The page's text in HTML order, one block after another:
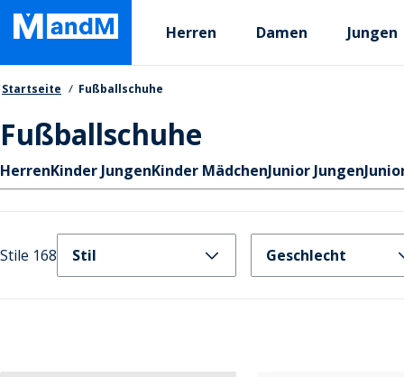
Skip
main
content
Primary departments
Herren Damen Jungen
Brotkrumen
Startseite Fußballschuhe
Fußballschuhe
Schnellzugriff
HerrenKinder JungenKinder MädchenJunior Jungen
Stile 168 Stil Geschlecht